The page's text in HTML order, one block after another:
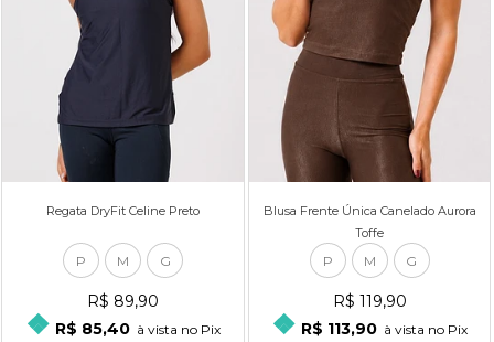
Regata DryFit Celine Preto
P M G
R$ 89,90
R$ 85,40 à vista no Pix
Blusa Frente Única Canelado Aurora
Toffe
P M G
R$ 119,90
R$ 113,90 à vista no Pix